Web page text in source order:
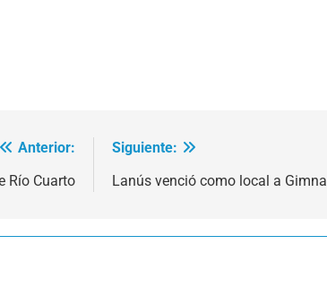
Anterior:
Río Cuarto
Siguiente:
Lanús venció como local a